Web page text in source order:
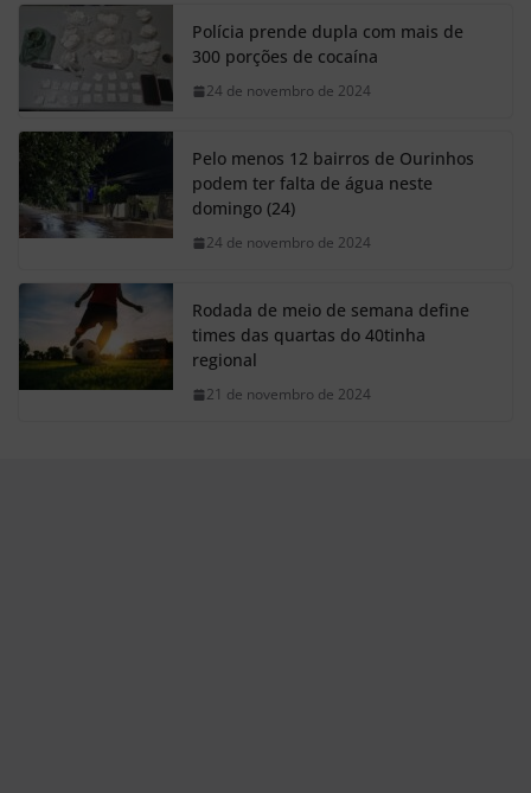
Polícia prende dupla com mais de
300 porções de cocaína
24 de novembro de 2024
Pelo menos 12 bairros de Ourinhos
podem ter falta de água neste
domingo (24)
24 de novembro de 2024
Rodada de meio de semana define
times das quartas do 40tinha
regional
21 de novembro de 2024